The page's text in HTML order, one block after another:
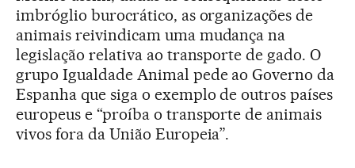
imbróglio burocrático, as organizações de
animais reivindicam uma mudança na
legislação relativa ao transporte de gado. O
grupo Igualdade Animal pede ao Governo da
Espanha que siga o exemplo de outros países
europeus e “proíba o transporte de animais
vivos fora da União Europeia”.